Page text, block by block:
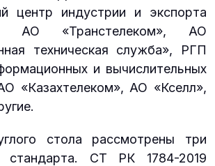
центр индустрии и экспорта
АО «Транстелеком», АО
техническая служба», РГП
и вычислительных
«Казахтелеком», АО «Кселл»,
стола рассмотрены три
стандарта. СТ РК 1784-2019